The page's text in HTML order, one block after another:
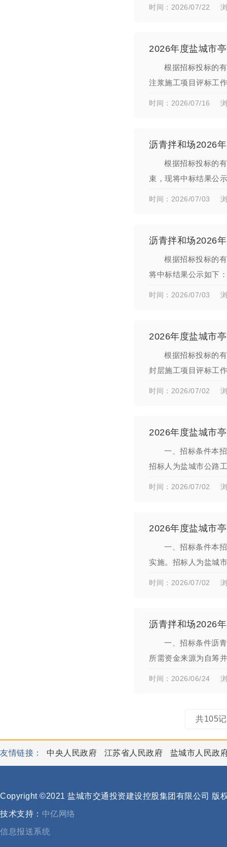
招标范围1、项目名
时间：2026/07/22
2026年度盐城市
根据招标投标的
注浆施工项目评标工
（￥：591000.00元
时间：2026/07/16
沥青拌和场2026
根据招标投标的
束，现将中标结果公
人：王亚兰。以上评
时间：2026/07/03
沥青拌和场2026
根据招标投标的
将中标结果公示如下
梅。以上评审结果如
时间：2026/07/03
2026年度盐城市
根据招标投标的
封层施工项目评标工
元整（：623600.00
时间：2026/07/02
2026年度盐城市
一、招标条件本
招标人为盐城市公路
二、项目概况与招标
时间：2026/07/02
2026年度盐城市
一、招标条件本
实施。招标人为盐城
招标。二、项目概况
时间：2026/07/02
沥青拌和场2026
一、招标条件沥
所需资金来源为自筹
拌和场2026年度木
时间：2026/06/24
共105
友情链接： 中央人民政府 江苏省人民政府 盐城市人民政
Copyright ©2021 盐城市交通投资建设控股集团有限公司 版
技术支持： 中亿网络
信息报送系统